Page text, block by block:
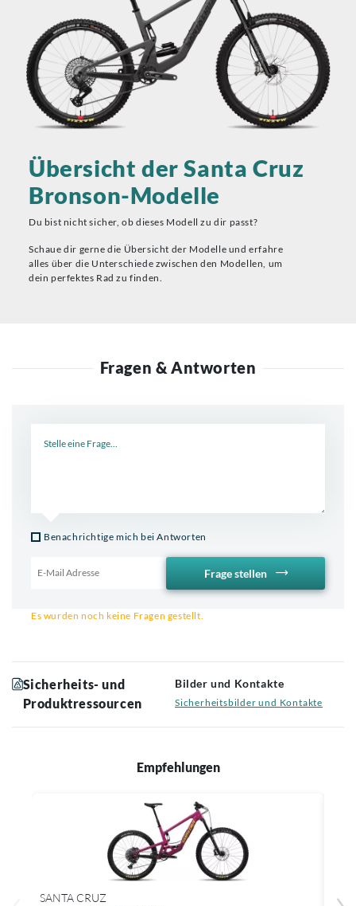
Übersicht der Santa Cruz
Bronson-Modelle
Du bist nicht sicher, ob dieses Modell zu dir passt?
Schaue dir gerne die Übersicht der Modelle und erfahre
alles über die Unterschiede zwischen den Modellen, um
dein perfektes Rad zu finden.
Fragen & Antworten
Benachrichtige mich bei Antworten
Frage stellen
Es wurden noch keine Fragen gestellt.
Sicherheits- und
Produktressourcen
Bilder und Kontakte
Sicherheitsbilder und Kontakte
Empfehlungen
SANTA CRUZ